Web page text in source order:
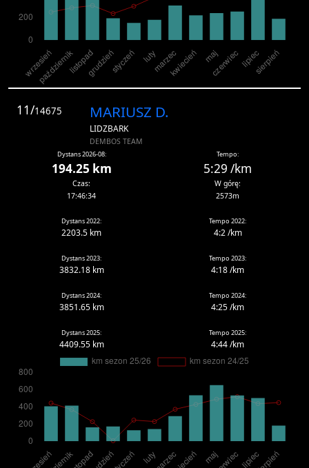
11/14675 MARIUSZ D.
LIDZBARK
DEMBOS TEAM
Dystans 2026-08:
194.25 km
Tempo:
5:29 /km
Czas:
17:46:34
W górę:
2573m
Dystans 2022:
2203.5 km
Tempo 2022:
4:2 /km
Dystans 2023:
3832.18 km
Tempo 2023:
4:18 /km
Dystans 2024:
3851.65 km
Tempo 2024:
4:25 /km
Dystans 2025:
4409.55 km
Tempo 2025:
4:44 /km